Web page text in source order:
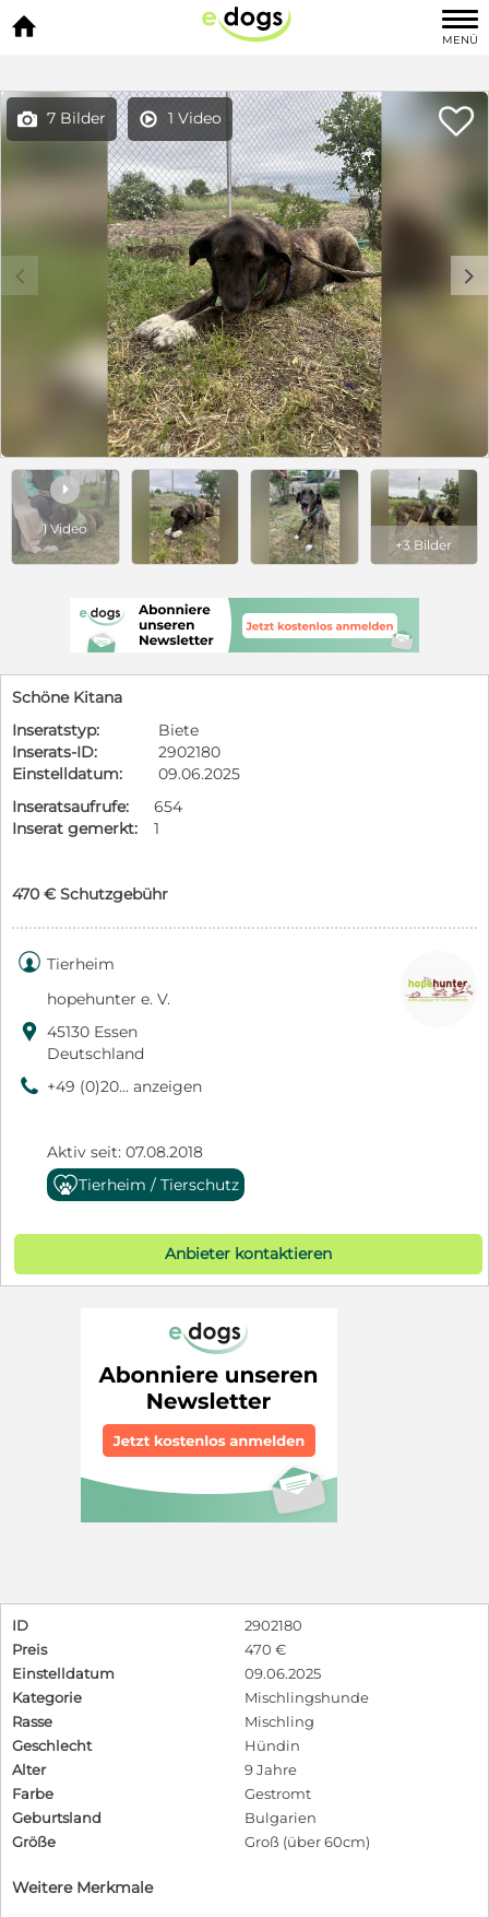

MENÜ
 7 Bilder  1 Video 
c d

1 Video
+3 Bilder
Schöne Kitana
Inseratstyp:
Biete
Inserats-ID:
2902180
Einstelldatum:
09.06.2025
Inseratsaufrufe:
654
Inserat gemerkt:
1
470 € Schutzgebühr
 Tierheim
hopehunter e. V.
 45130 Essen
Deutschland
9 +49 (0)20... anzeigen
Aktiv seit: 07.08.2018
Tierheim / Tierschutz
Anbieter kontaktieren
ID
2902180
Preis
470 €
Einstelldatum
09.06.2025
Kategorie
Mischlingshunde
Rasse
Mischling
Geschlecht
Hündin
Alter
9 Jahre
Farbe
Gestromt
Geburtsland
Bulgarien
Größe
Groß (über 60cm)
Weitere Merkmale